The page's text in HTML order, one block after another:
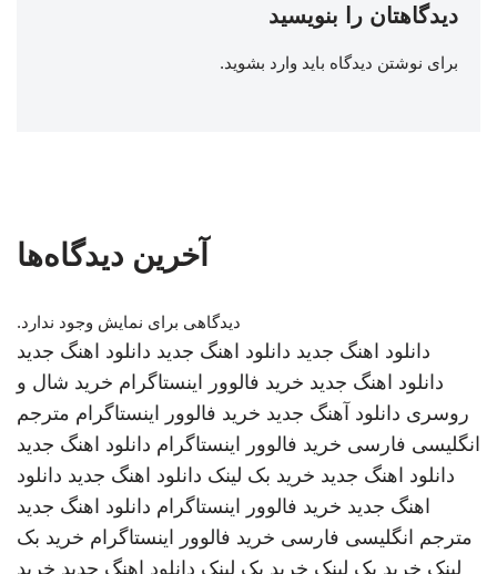
دیدگاهتان را بنویسید
برای نوشتن دیدگاه باید وارد بشوید.
آخرین دیدگاه‌ها
دیدگاهی برای نمایش وجود ندارد.
دانلود اهنگ جدید دانلود اهنگ جدید دانلود اهنگ جدید
دانلود اهنگ جدید خرید فالوور اینستاگرام خرید شال و
روسری دانلود آهنگ جدید خرید فالوور اینستاگرام مترجم
انگلیسی فارسی خرید فالوور اینستاگرام دانلود اهنگ جدید
دانلود اهنگ جدید خرید بک لینک دانلود اهنگ جدید دانلود
اهنگ جدید خرید فالوور اینستاگرام دانلود اهنگ جدید
مترجم انگلیسی فارسی خرید فالوور اینستاگرام خرید بک
لینک خرید بک لینک خرید بک لینک دانلود اهنگ جدید خرید